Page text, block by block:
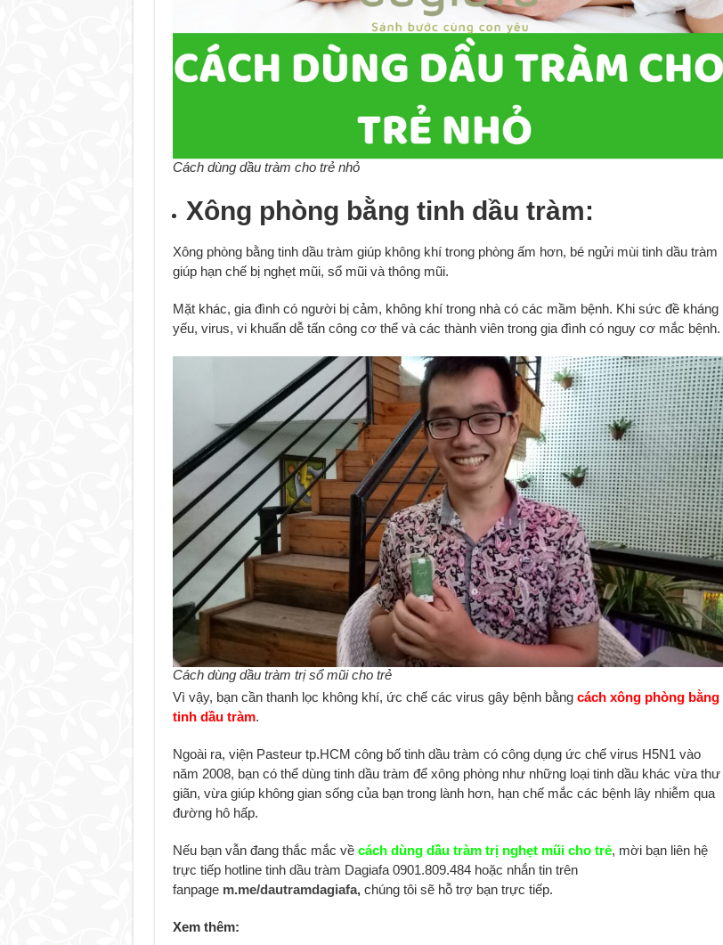
Cách dùng dầu tràm cho trẻ nhỏ
Xông phòng bằng tinh dầu tràm:
Xông phòng bằng tinh dầu tràm giúp không khí trong phòng ấm hơn, bé ngửi mùi tinh dầu tràm
giúp hạn chế bị nghẹt mũi, sổ mũi và thông mũi.
Mặt khác, gia đình có người bị cảm, không khí trong nhà có các mầm bệnh. Khi sức đề kháng
yếu, virus, vi khuẩn dễ tấn công cơ thể và các thành viên trong gia đình có nguy cơ mắc bệnh.
Cách dùng dầu tràm trị sổ mũi cho trẻ
Vì vậy, bạn cần thanh lọc không khí, ức chế các virus gây bệnh bằng cách xông phòng bằng
tinh dầu tràm.
Ngoài ra, viện Pasteur tp.HCM công bố tinh dầu tràm có công dụng ức chế virus H5N1 vào
năm 2008, bạn có thể dùng tinh dầu tràm để xông phòng như những loại tinh dầu khác vừa thư
giãn, vừa giúp không gian sống của bạn trong lành hơn, hạn chế mắc các bệnh lây nhiễm qua
đường hô hấp.
Nếu bạn vẫn đang thắc mắc về cách dùng dầu tràm trị nghẹt mũi cho trẻ, mời bạn liên hệ
trực tiếp hotline tinh dầu tràm Dagiafa 0901.809.484 hoặc nhắn tin trên
fanpage m.me/dautramdagiafa, chúng tôi sẽ hỗ trợ bạn trực tiếp.
Xem thêm: